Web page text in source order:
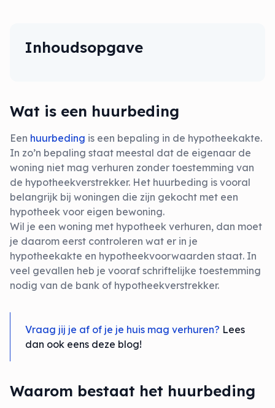
Inhoudsopgave
Wat is een huurbeding
Een huurbeding is een bepaling in de hypotheekakte.
In zo’n bepaling staat meestal dat de eigenaar de
woning niet mag verhuren zonder toestemming van
de hypotheekverstrekker. Het huurbeding is vooral
belangrijk bij woningen die zijn gekocht met een
hypotheek voor eigen bewoning.
Wil je een woning met hypotheek verhuren, dan moet
je daarom eerst controleren wat er in je
hypotheekakte en hypotheekvoorwaarden staat. In
veel gevallen heb je vooraf schriftelijke toestemming
nodig van de bank of hypotheekverstrekker.
Vraag jij je af of je je huis mag verhuren? Lees
dan ook eens deze blog!
Waarom bestaat het huurbeding